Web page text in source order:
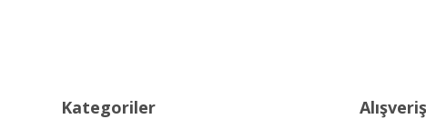
Kategoriler Alışveriş